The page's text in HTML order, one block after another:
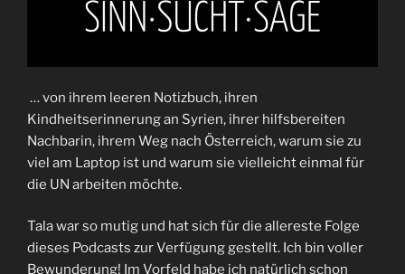
… von ihrem leeren Notizbuch, ihren
Kindheitserinnerung an Syrien, ihrer hilfsbereiten
Nachbarin, ihrem Weg nach Österreich, warum sie zu
viel am Laptop ist und warum sie vielleicht einmal für
die UN arbeiten möchte.
Tala war so mutig und hat sich für die allereste Folge
dieses Podcasts zur Verfügung gestellt. Ich bin voller
Bewunderung! Im Vorfeld habe ich natürlich schon